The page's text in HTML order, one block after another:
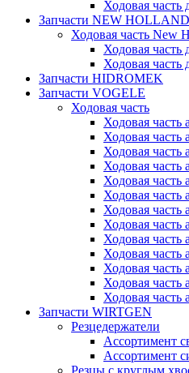
Ходовая часть
Запчасти NEW HOLLAND
Ходовая часть New
Ходовая
Ходовая
Запчасти HIDROMEK
Запчасти VOGELE
Ходовая часть
Ходовая часть
Ходовая часть
Ходовая часть
Ходовая часть
Ходовая часть
Ходовая часть
Ходовая часть
Ходовая часть
Ходовая часть
Ходовая часть
Ходовая часть
Ходовая часть
Ходовая часть
Запчасти WIRTGEN
Резцедержатели
Ассортимент
Ассортимент
Резцы с круглым